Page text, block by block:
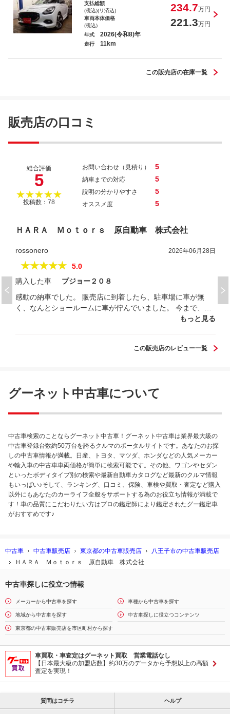
スイフト ＸＳ－ＤＪＥ
支払総額
(税込)(リ済込)
234.7万円
車両本体価格
(税込)
221.3万円
年式 2026(令和8)年
走行 11km
この販売店の在庫一覧
販売店の口コミ
総合評価
5
★★★★★
投稿数：78
お問い合わせ（見積り） 5
納車までの対応 5
説明の分かりやすさ 5
オススメ度 5
ＨＡＲＡ Ｍｏｔｏｒｓ 原自動車 株式会社
rossonero 2026年06月28日
★★★★★
5.0
購入した車
プジョー２０８
感動の納車でした。 販売店に到着したら、駐車場に車が無
く、なんとショールームに車が佇んでいました。 今まで、新
車・中古車も含め何台も購入しましたが、ショールームで車
スタッフが集まっていらっしるのではないでしょうか。 欲し
もっと見る
この販売店のレビュー一覧
グーネット中古車について
中古車検索のことならグーネット中古車！グーネット中古車は業界最大級の
中古車登録台数約50万台を誇るクルマのポータルサイトです。あなたのお探
しの中古車情報が満載。日産、トヨタ、マツダ、ホンダなどの人気メーカー
や輸入車の中古車車両価格が簡単に検索可能です。その他、ワゴンやセダン
といったボディタイプ別の検索や最新自動車カタログなど最新のクルマ情報
もいっぱい♪そして、ランキング、口コミ、保険、車検や買取・査定など購入
以外にもあなたのカーライフ全般をサポートする為のお役立ち情報が満載で
す！車の品質にこだわりたい方はプロの鑑定師により鑑定されたグー鑑定車
がおすすめです♪
中古車 中古車販売店 東京都の中古車販売店
八王子市の中古車販売店
ＨＡＲＡ Ｍｏｔｏｒｓ 原自動車 株式会社
中古車探しに役立つ情報
メーカーから中古車を探す 車種から中古車を探す
地域から中古車を探す 中古車探しに役立つコンテンツ
東京都の中古車販売店を市区町村から探す
車買取・車査定はグーネット買取 営業電話なし
【日本最大級の加盟店数】約30万のデータから予想以上の高額
査定を実現！
質問はコチラ ヘルプ